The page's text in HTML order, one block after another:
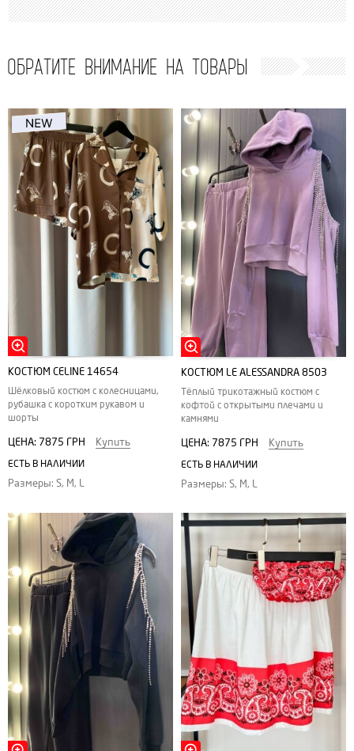
ОБРАТИТЕ ВНИМАНИЕ НА ТОВАРЫ
КОСТЮМ СELINE 14654
Шёлковый костюм с колесницами,
рубашка с коротким рукавом и
шорты
ЦЕНА: 7875 ГРН Купить
ЕСТЬ В НАЛИЧИИ
Размеры: S, M, L
КОСТЮМ LE ALESSANDRA 8503
Тёплый трикотажный костюм с
кофтой с открытыми плечами и
камнями
ЦЕНА: 7875 ГРН Купить
ЕСТЬ В НАЛИЧИИ
Размеры: S, M, L